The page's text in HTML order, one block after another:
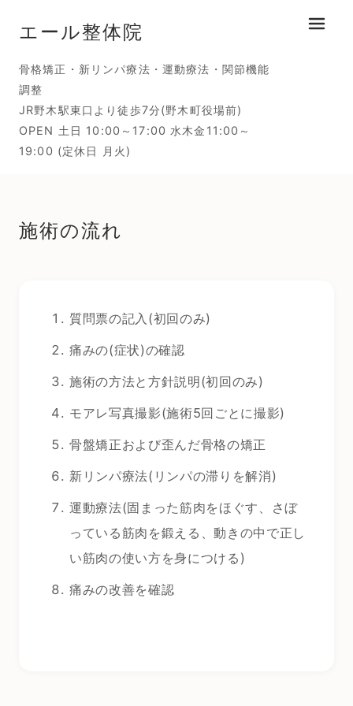
エール整体院
骨格矯正・新リンパ療法・運動療法・関節機能
調整
JR野木駅東口より徒歩7分(野木町役場前)
OPEN 土日 10:00～17:00 水木金11:00～
19:00 (定休日 月火)
メニュ
施術の流れ
質問票の記入(初回のみ)
痛みの(症状)の確認
施術の方法と方針説明(初回のみ)
モアレ写真撮影(施術5回ごとに撮影)
骨盤矯正および歪んだ骨格の矯正
新リンパ療法(リンパの滞りを解消)
運動療法(固まった筋肉をほぐす、さぼ
っている筋肉を鍛える、動きの中で正し
い筋肉の使い方を身につける)
痛みの改善を確認